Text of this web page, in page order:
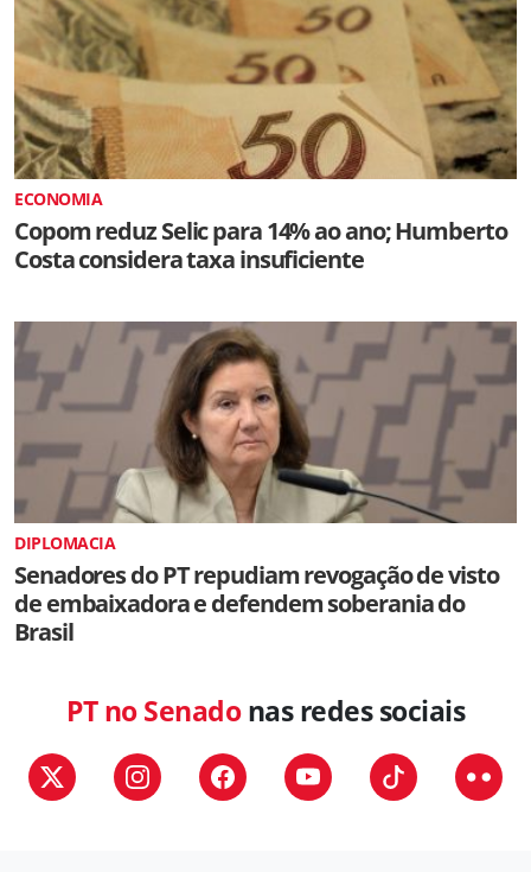
ECONOMIA
Copom reduz Selic para 14% ao ano; Humberto
Costa considera taxa insuficiente
DIPLOMACIA
Senadores do PT repudiam revogação de visto
de embaixadora e defendem soberania do
Brasil
PT no Senadonas redes sociais